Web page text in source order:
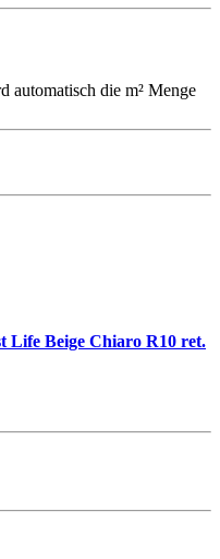
automatisch die m² Menge
Life Beige Chiaro R10 ret.